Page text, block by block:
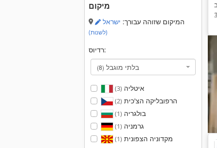
מיקום
המיקום שזוהה עבורך: ישראל
(לשנות)
רדיוס:
בלתי מוגבל (8)
איטליה(3)
הרפובליקה הצ'כית(2)
בולגריה(1)
גרמניה(1)
מקדוניה הצפונית(1)